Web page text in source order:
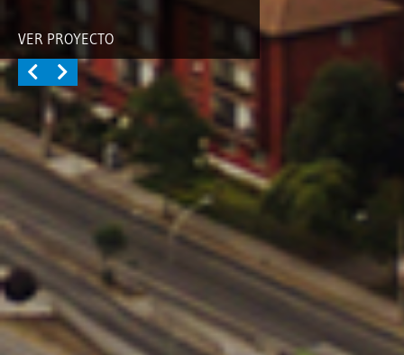
VER PROYECTO